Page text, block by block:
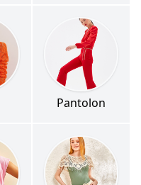
Pantolon